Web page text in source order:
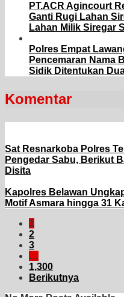
PT.ACR Agincourt
Ganti Rugi Lahan
Lahan Milik Siregar
Polres Empat
Pencemaran Nama
Sidik Ditentukan
Komentar
Sat Resnarkoba Polres
Pengedar Sabu, Berikut
Disita
Kapolres Belawan
Motif Asmara hingga 31
1
2
3
…
1,300
Berikutnya